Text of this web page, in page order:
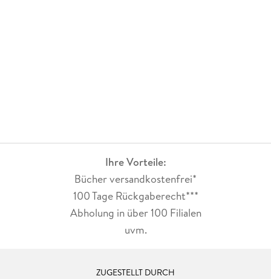
Ihre Vorteile:
Bücher versandkostenfrei*
100 Tage Rückgaberecht***
Abholung in über 100 Filialen
uvm.
ZUGESTELLT DURCH